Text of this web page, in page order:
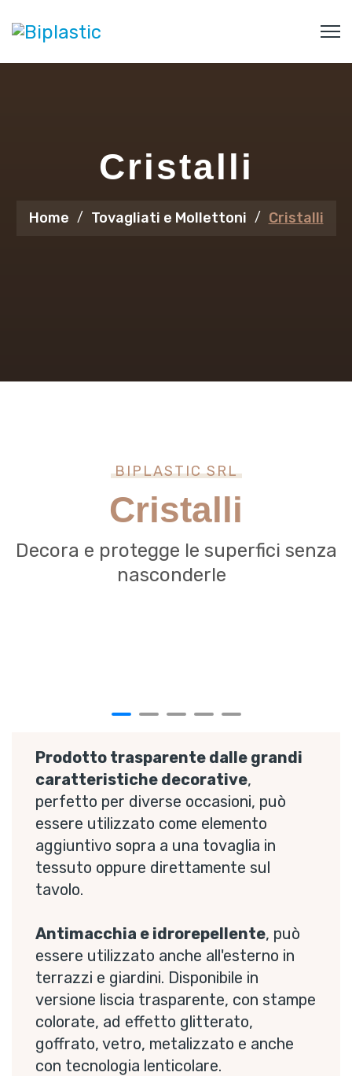
Cristalli
Home Tovagliati e Mollettoni Cristalli
BIPLASTIC SRL
Cristalli
Decora e protegge le superfici senza
nasconderle
Prodotto trasparente dalle grandi
caratteristiche decorative,
perfetto per diverse occasioni, può
essere utilizzato come elemento
aggiuntivo sopra a una tovaglia in
tessuto oppure direttamente sul
tavolo.
Antimacchia e idrorepellente, può
essere utilizzato anche all'esterno in
terrazzi e giardini. Disponibile in
versione liscia trasparente, con stampe
colorate, ad effetto glitterato,
goffrato, vetro, metalizzato e anche
con tecnologia lenticolare.